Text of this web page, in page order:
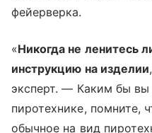
фейерверка.
«Никогда не ленитесь
инструкцию на изделии
эксперт. — Каким бы
пиротехнике, помните,
обычное на вид